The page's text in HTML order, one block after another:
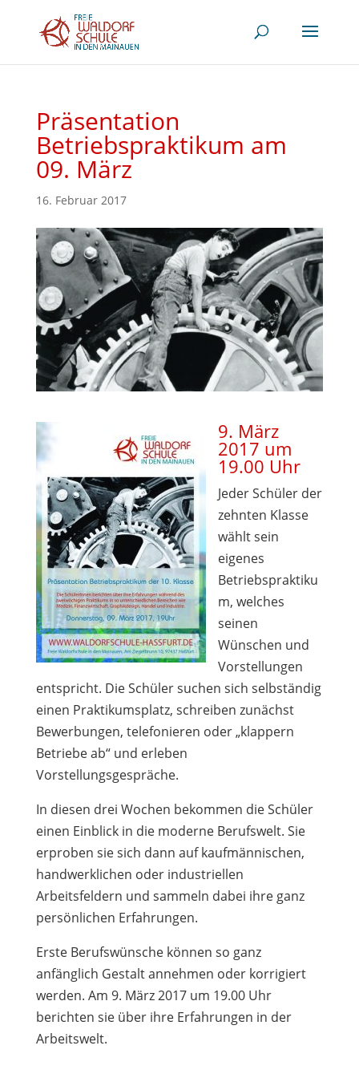
Präsentation
Betriebspraktikum am
09. März
16. Februar 2017
9. März
2017 um
19.00 Uhr
Jeder Schüler der
zehnten Klasse
wählt sein
eigenes
Betriebspraktiku
m, welches
seinen
Wünschen und
Vorstellungen
entspricht. Die Schüler suchen sich selbständig
einen Praktikumsplatz, schreiben zunächst
Bewerbungen, telefonieren oder „klappern
Betriebe ab“ und erleben
Vorstellungsgespräche.
In diesen drei Wochen bekommen die Schüler
einen Einblick in die moderne Berufswelt. Sie
erproben sie sich dann auf kaufmännischen,
handwerklichen oder industriellen
Arbeitsfeldern und sammeln dabei ihre ganz
persönlichen Erfahrungen.
Erste Berufswünsche können so ganz
anfänglich Gestalt annehmen oder korrigiert
werden. Am 9. März 2017 um 19.00 Uhr
berichten sie über ihre Erfahrungen in der
Arbeitswelt.